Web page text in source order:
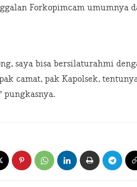
Forkopimcam umumnya
saya bisa bersilaturahmi
camat, pak Kapolsek,
pungkasnya.